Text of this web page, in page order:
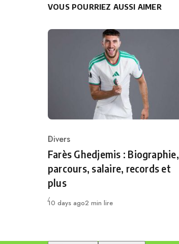
VOUS POURRIEZ AUSSI AIMER
Category
Divers
Farès Ghedjemis : Biographie,
parcours, salaire, records et
plus
Publié
10 days ago2 min lire